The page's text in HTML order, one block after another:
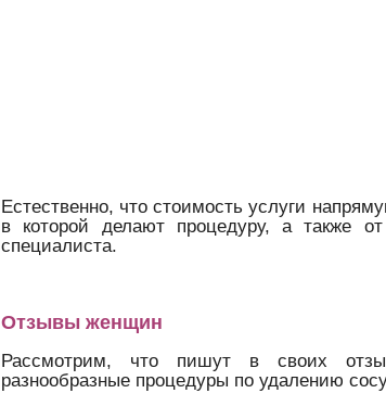
Естественно, что стоимость услуги
в которой делают процедуру, а также
специалиста.
Отзывы женщин
Рассмотрим, что пишут в своих
разнообразные процедуры по удалению